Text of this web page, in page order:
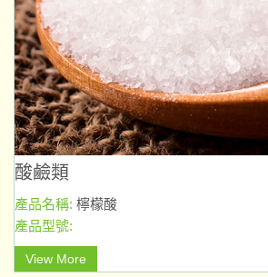
酸鹼類
產品名稱: 檸檬酸
產品型號:
View More